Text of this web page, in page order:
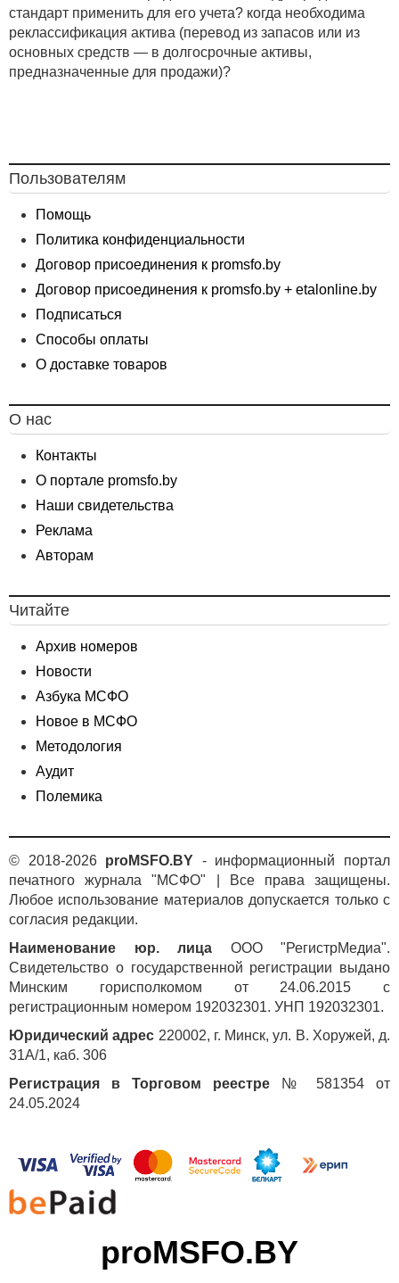
стандарт применить для его учета? когда необходима
реклассификация актива (перевод из запасов или из
основных средств — в долгосрочные активы,
предназначенные для продажи)?
Пользователям
Помощь
Политика конфиденциальности
Договор присоединения к promsfo.by
Договор присоединения к promsfo.by + etalonline.by
Подписаться
Способы оплаты
О доставке товаров
О нас
Контакты
О портале promsfo.by
Наши свидетельства
Реклама
Авторам
Читайте
Архив номеров
Новости
Азбука МСФО
Новое в МСФО
Методология
Аудит
Полемика
© 2018-2026 proMSFO.BY - информационный портал
печатного журнала "МСФО" | Все права защищены.
Любое использование материалов допускается только с
согласия редакции.
Наименование юр. лица ООО "РегистрМедиа".
Свидетельство о государственной регистрации выдано
Минским горисполкомом от 24.06.2015 с
регистрационным номером 192032301. УНП 192032301.
Юридический адрес 220002, г. Минск, ул. В. Хоружей, д.
31А/1, каб. 306
Регистрация в Торговом реестре № 581354 от
24.05.2024
proMSFO.BY